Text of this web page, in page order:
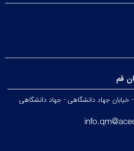
قم
خیابان جهاد دانشگاهی - جهاد دانشگاهی